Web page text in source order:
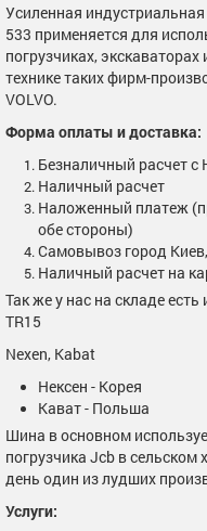
Усиленная
533 применяется для
погрузчиках,
технике таких фирм-
VОLVO.
Форма оплаты и доставка:
Безналичный расчет
Наличный расчет
Наложенный платеж
обе стороны)
Самовывоз город
Наличный расчет на
Так же у нас на складе
TR15
Nexen, Kabat
Нексен - Корея
Кават - Польша
Шина в основном
погрузчика Jcb в
день один из лудших
Услуги: